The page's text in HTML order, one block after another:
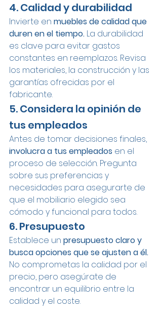
4. Calidad y durabilidad
Invierte en muebles de calidad que
duren en el tiempo. La durabilidad
es clave para evitar gastos
constantes en reemplazos. Revisa
los materiales, la construcción y las
garantías ofrecidas por el
fabricante.
5. Considera la opinión de
tus empleados
Antes de tomar decisiones finales,
involucra a tus empleados en el
proceso de selección. Pregunta
sobre sus preferencias y
necesidades para asegurarte de
que el mobiliario elegido sea
cómodo y funcional para todos.
6. Presupuesto
Establece un presupuesto claro y
busca opciones que se ajusten a él.
No comprometas la calidad por el
precio, pero asegúrate de
encontrar un equilibrio entre la
calidad y el coste.